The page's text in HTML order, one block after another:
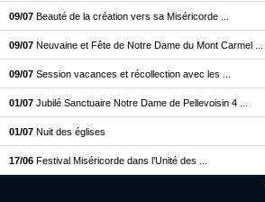
09/07 Beauté de la création vers sa Miséricorde ...
09/07 Neuvaine et Fête de Notre Dame du Mont Carmel ...
09/07 Session vacances et récollection avec les ...
01/07 Jubilé Sanctuaire Notre Dame de Pellevoisin 4 ...
01/07 Nuit des églises
17/06 Festival Miséricorde dans l’Unité des ...